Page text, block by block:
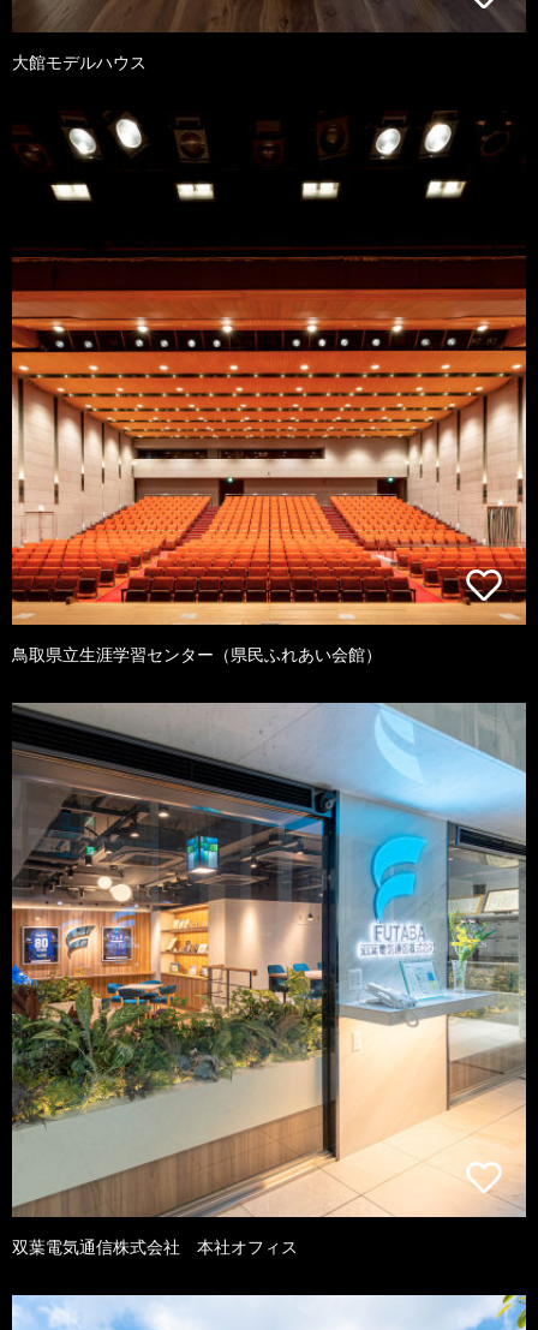
大館モデルハウス
鳥取県立生涯学習センター（県民ふれあい会館）
双葉電気通信株式会社 本社オフィス